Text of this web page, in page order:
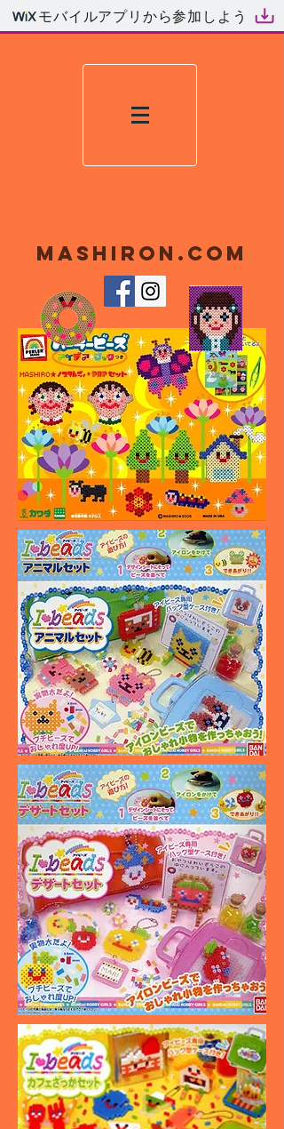
モバイルアプリから参加しよう
mashiron.com